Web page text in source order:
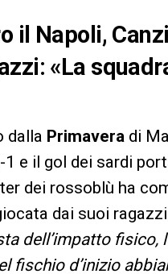
il Napoli,
«La
dalla Primavera di
e il gol dei sardi
dei rossoblù ha
dai suoi
dell’impatto
fischio d’inizio